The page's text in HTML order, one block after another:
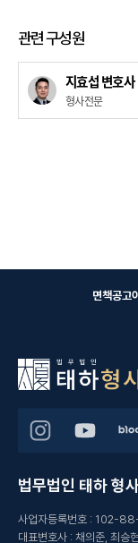
관련 구성원
지효섭 변호사
형사전문
면책공고
법무법인 태하 형
사업자등록번호 : 102-
대표변호사 : 채의준, 최승현